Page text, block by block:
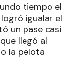
tiempo el
igualar el
un pase casi
llegó al
la pelota